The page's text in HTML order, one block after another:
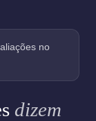
no
dizem